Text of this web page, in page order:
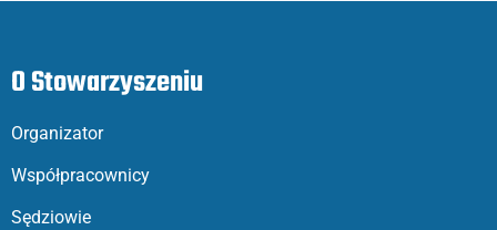
O Stowarzyszeniu
Organizator
Współpracownicy
Sędziowie